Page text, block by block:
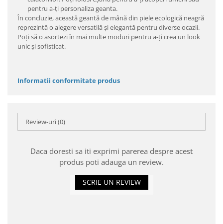
pentru a-ți personaliza geanta.
În concluzie, această geantă de mână din piele ecologică neagră
reprezintă o alegere versatilă și elegantă pentru diverse ocazii.
Poți să o asortezi în mai multe moduri pentru a-ți crea un look
unic și sofisticat.
Informatii conformitate produs
Review-uri(0)
Daca doresti sa iti exprimi parerea despre acest
produs poti adauga un review.
SCRIE UN REVIEW